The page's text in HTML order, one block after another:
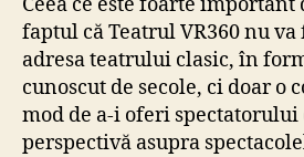
faptul că Teatrul VR360 nu
adresa teatrului clasic, în
cunoscut de secole, ci doar o
mod de a-i oferi spectatorului
perspectivă asupra